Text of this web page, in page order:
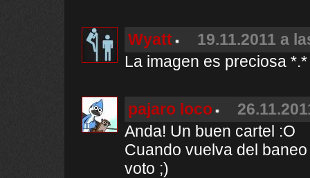
Wyatt
19.11.2011 a
La imagen es preciosa *.*
pajaro loco
Anda! Un buen cartel :O
Cuando vuelva del
voto ;)